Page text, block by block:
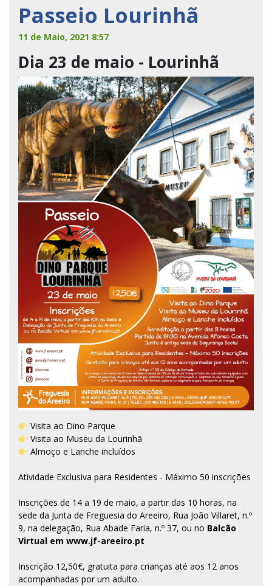
Passeio Lourinhã
11 de Maio, 2021 8:57
Dia 23 de maio - Lourinhã
Visita ao Dino Parque
Visita ao Museu da Lourinhã
Almoço e Lanche incluídos
Atividade Exclusiva para Residentes - Máximo 50 inscrições
Inscrições de 14 a 19 de maio, a partir das 10 horas, na
sede da Junta de Freguesia do Areeiro, Rua João Villaret, n.º
9, na delegação, Rua Abade Faria, n.º 37, ou no Balcão
Virtual em www.jf-areeiro.pt
Inscrição 12,50€, gratuita para crianças até aos 12 anos
acompanhadas por um adulto.